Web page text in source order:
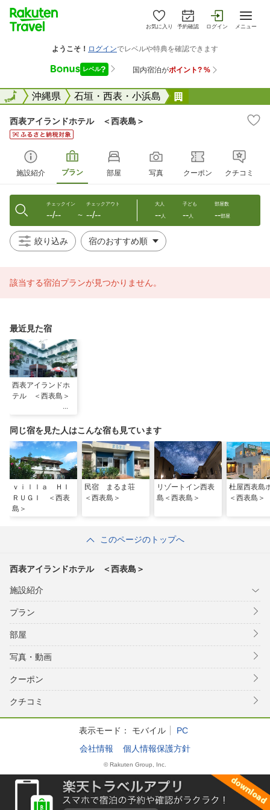
お気に入り 予約確認 ログイン メニュー
全国沖縄県 石垣・西表・小浜島
全国
西表アイランドホテル ＜西表島＞
施設紹介 プラン 部屋 写真 クーポン クチコミ
チェックイン
--/-- 〜
チェックアウト
--/--
大人
--人
子ども
--人
部屋数
--部屋
絞り込み
該当する宿泊プランが見つかりません。
最近見た宿
西表アイランドホ
テル ＜西表島＞
同じ宿を見た人はこんな宿も見ています
ｖｉｌｌａ ＨＩ
ＲＵＧＩ ＜西表
島＞
民宿 まるま荘
＜西表島＞
リゾートイン西表
島＜西表島＞
杜屋西表島
＜西表島＞
このページのトップへ
西表アイランドホテル ＜西表島＞
施設紹介
プラン
部屋
写真・動画
クーポン
クチコミ
表示モード： モバイル
PC
会社情報
個人情報保護方針
© Rakuten Group, Inc.